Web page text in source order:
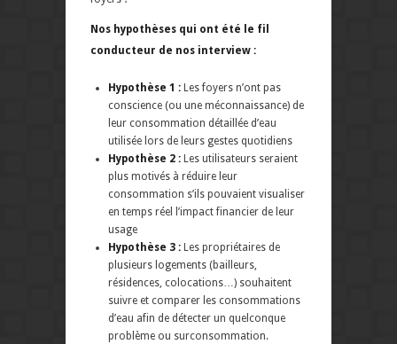
Nos hypothèses qui ont été le fil
conducteur de nos interview :
Hypothèse 1 : Les foyers n’ont pas
conscience (ou une méconnaissance) de
leur consommation détaillée d’eau
utilisée lors de leurs gestes quotidiens
Hypothèse 2 : Les utilisateurs seraient
plus motivés à réduire leur
consommation s’ils pouvaient visualiser
en temps réel l’impact financier de leur
usage
Hypothèse 3 : Les propriétaires de
plusieurs logements (bailleurs,
résidences, colocations…) souhaitent
suivre et comparer les consommations
d’eau afin de détecter un quelconque
problème ou surconsommation.